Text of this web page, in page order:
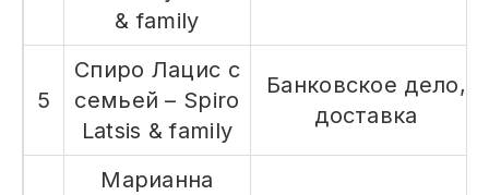
& family
5
Спиро Лацис с
семьей – Spiro
Latsis & family
Банковское дело,
доставка
Марианна